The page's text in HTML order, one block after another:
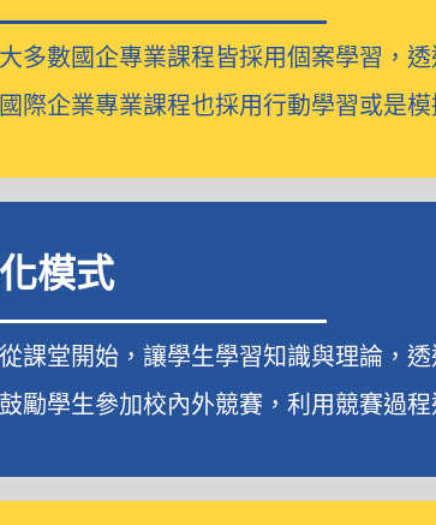
大多數國企專業課程皆採用個案學習，
國際企業專業課程也採用行動學習或是
模式
從課堂開始，讓學生學習知識與理論，
鼓勵學生參加校內外競賽，利用競賽過